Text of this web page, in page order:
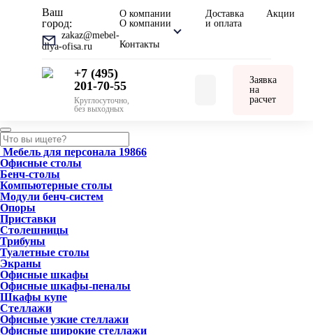
Ваш
город:
zakaz@mebel-
dlya-ofisa.ru
О компании
О компании
Контакты
Доставка
и оплата
Акции
+7 (495)
201-70-55
Круглосуточно,
без выходных
Заявка
на
расчет
Мебель для персонала 19866
Офисные столы
Бенч-столы
Компьютерные столы
Модули бенч-систем
Опоры
Приставки
Столешницы
Трибуны
Туалетные столы
Экраны
Офисные шкафы
Офисные шкафы-пеналы
Шкафы купе
Стеллажи
Офисные узкие стеллажи
Офисные широкие стеллажи